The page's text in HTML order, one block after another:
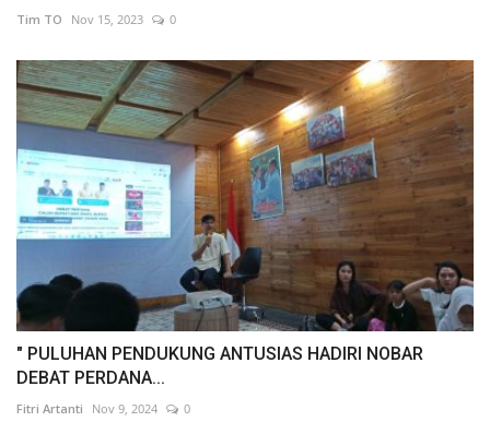
Tim TO Nov 15, 2023 0
" PULUHAN PENDUKUNG ANTUSIAS HADIRI NOBAR
DEBAT PERDANA...
Fitri Artanti Nov 9, 2024 0